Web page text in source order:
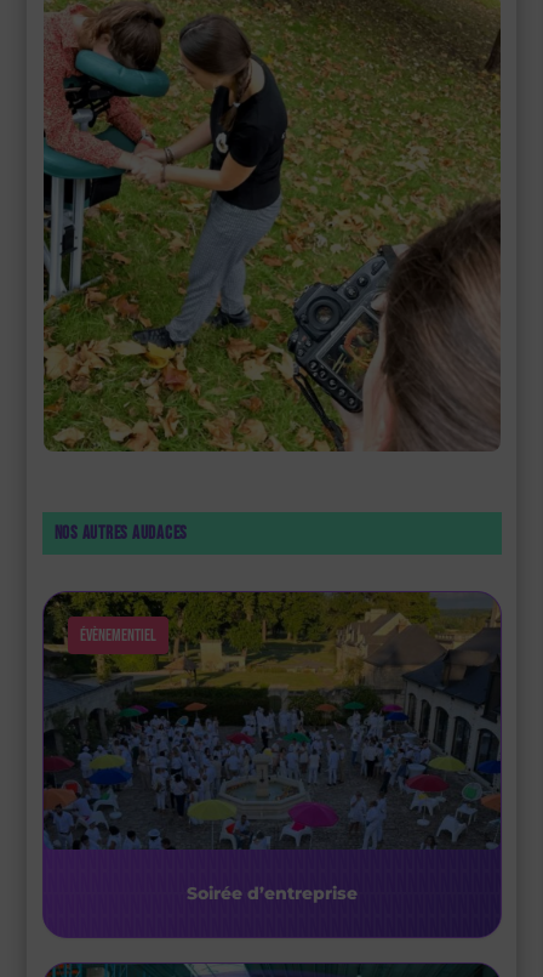
Nos autres audaces
Évènementiel
Soirée d’entreprise